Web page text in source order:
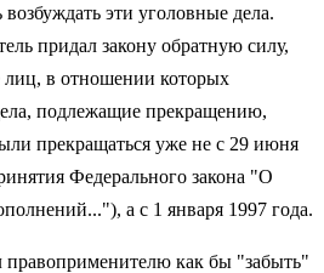
возбуждать эти уголовные дела.
придал закону обратную силу,
в отношении которых
подлежащие прекращению,
прекращаться уже не с 29 июня
Федерального закона "О
а с 1 января 1997 года.
правоприменителю как бы "забыть"